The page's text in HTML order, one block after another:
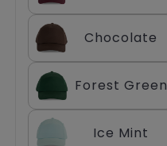
Chocolate
Forest Green
Ice Mint